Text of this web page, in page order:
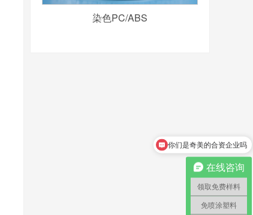
染色PC/ABS
在线咨询
领取免费样料
免喷涂塑料
怎么领取免费样料？